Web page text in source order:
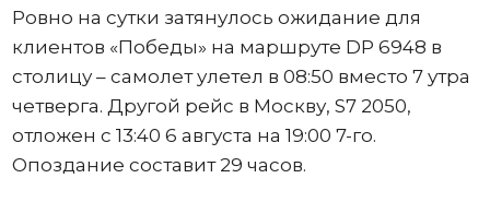
Ровно на сутки затянулось ожидание для
клиентов «Победы» на маршруте DP 6948 в
столицу – самолет улетел в 08:50 вместо 7 утра
четверга. Другой рейс в Москву, S7 2050,
отложен с 13:40 6 августа на 19:00 7-го.
Опоздание составит 29 часов.